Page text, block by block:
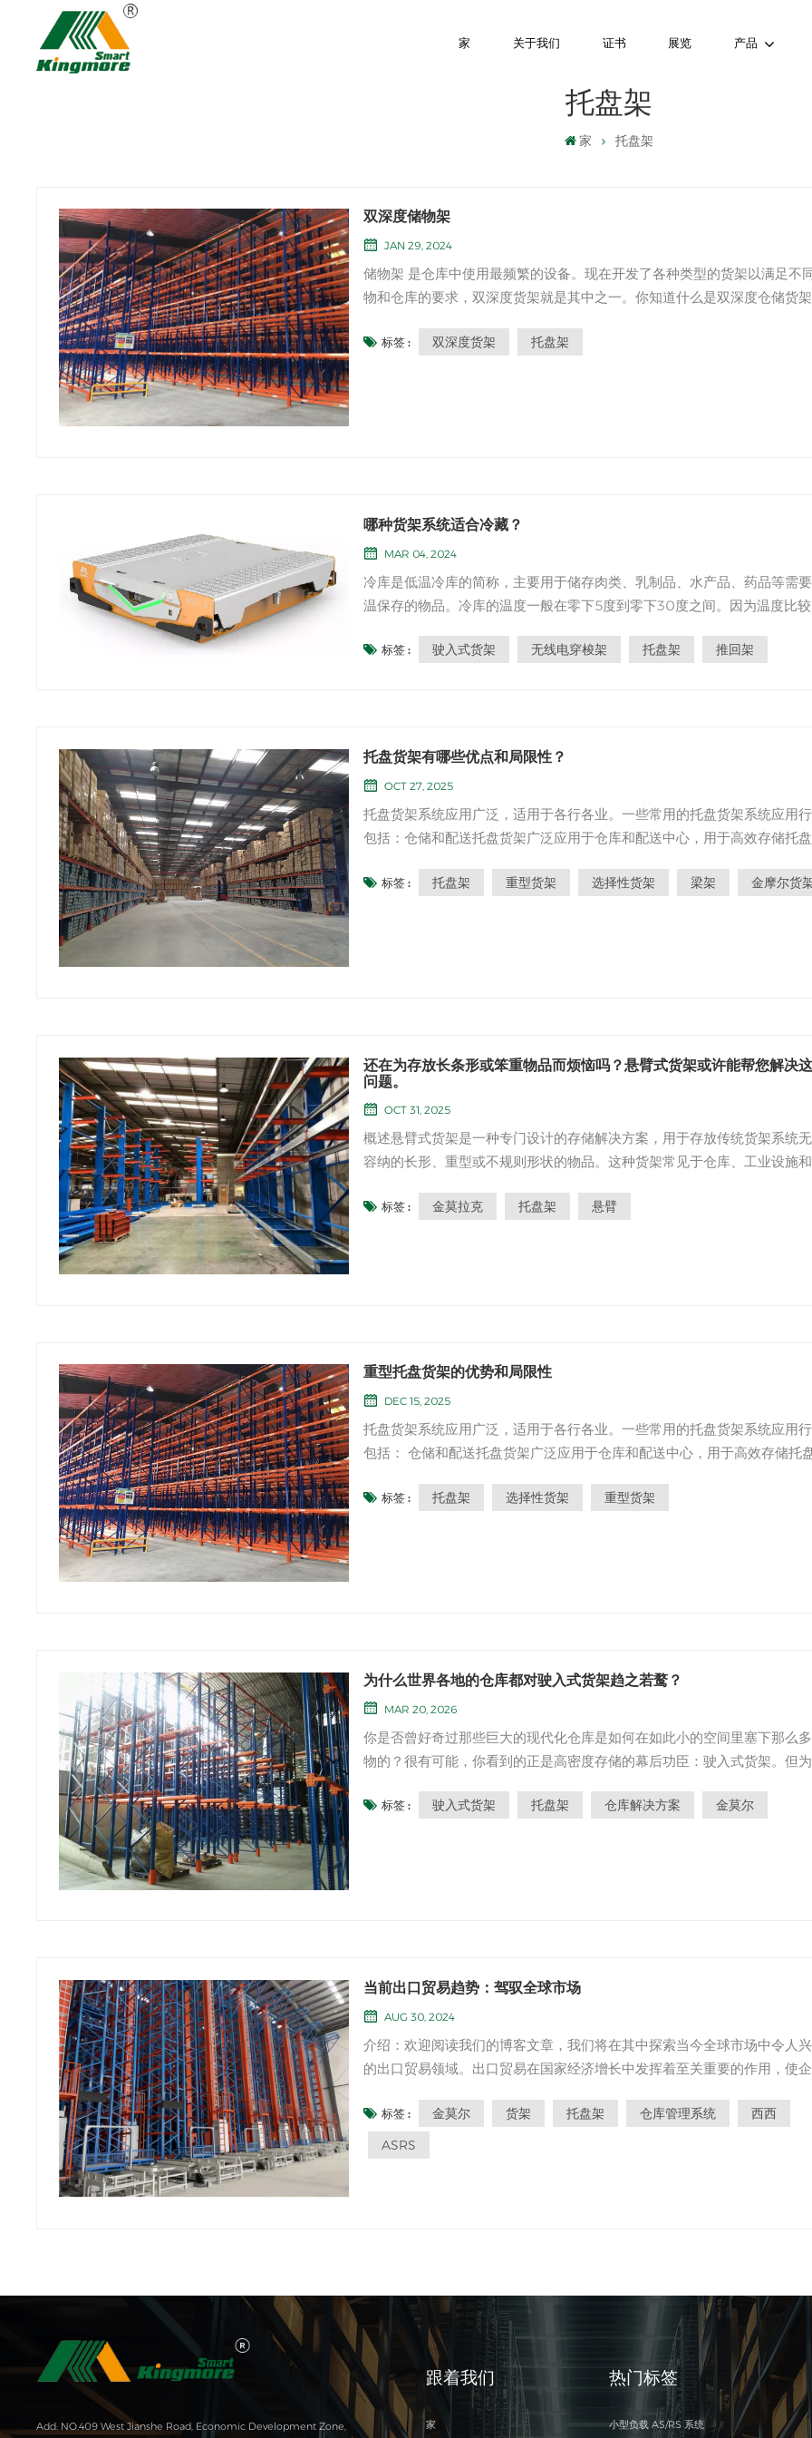
家 关于我们 证书 展览 产品
托盘架
家 托盘架
双深度储物架
JAN 29, 2024
储物架 是仓库中使用最频繁的设备。现在开发了各种类型的货架以满足不
物和仓库的要求，双深度货架就是其中之一。你知道什么是双深度仓储货架
货架节省了叉车通道。因此，在相同的仓库面积下，双深度货架可以存放更
标签 : 双深度货架 托盘架
哪种货架系统适合冷藏？
MAR 04, 2024
冷库是低温冷库的简称，主要用于储存肉类、乳制品、水产品、药品等需
温保存的物品。冷库的温度一般在零下5度到零下30度之间。因为温度比较
架: 驶入式货架投资成本相对较低，是一种不被巷道分割的连续整体式货架
标签 : 驶入式货架 无线电穿梭架 托盘架 推回架
托盘货架有哪些优点和局限性？
OCT 27, 2025
托盘货架系统应用广泛，适用于各行各业。一些常用的托盘货架系统应用
包括：仓储和配送托盘货架广泛应用于仓库和配送中心，用于高效存储托
存。制造业托盘货架用于制造工厂中，用于存储原材料、在制品和成品。物
标签 : 托盘架 重型货架 选择性货架 梁架 金摩尔货
还在为存放长条形或笨重物品而烦恼吗？悬臂式货架或许能帮您解决
问题。
OCT 31, 2025
概述悬臂式货架是一种专门设计的存储解决方案，用于存放传统货架系统
容纳的长形、重型或不规则形状的物品。这种货架常见于仓库、工业设施
们脱颖而出呢？让我们深入了解一下它们的设计、优势和理想应用场景。
标签 : 金莫拉克 托盘架 悬臂
重型托盘货架的优势和局限性
DEC 15, 2025
托盘货架系统应用广泛，适用于各行各业。一些常用的托盘货架系统应用
包括： 仓储和配送托盘货架广泛应用于仓库和配送中心，用于高效存储托
存。制造业托盘货架用于制造工厂中，用于存储原材料、在制品库存和成品
标签 : 托盘架 选择性货架 重型货架
为什么世界各地的仓库都对驶入式货架趋之若鹜？
MAR 20, 2026
你是否曾好奇过那些巨大的现代化仓库是如何在如此小的空间里塞下那么
物的？很有可能，你看到的正是高密度存储的幕后功臣：驶入式货架。但
的配送中心，到处都能看到它的身影？让我们一起来探究推动这一全球趋势
标签 : 驶入式货架 托盘架 仓库解决方案 金莫尔
当前出口贸易趋势：驾驭全球市场
AUG 30, 2024
介绍：欢迎阅读我们的博客文章，我们将在其中探索当今全球市场中令人
的出口贸易领域。出口贸易在国家经济增长中发挥着至关重要的作用，使
易的趋势，并阐明企业在这一动态格局中面临的机遇和挑战。 全球化和市场扩
张：全球化彻底改变了企业...
标签 : 金莫尔 货架 托盘架 仓库管理系统
西西
ASRS
Add: NO.409 West Jianshe Road, Economic Development Zone,
跟着我们
家
热门标签
小型负载 AS/RS 系统